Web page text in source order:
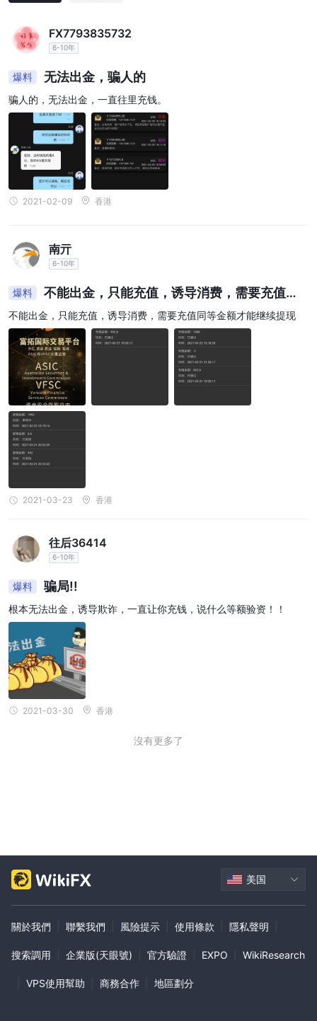
FX7793835732
6-10年
爆料 无法出金，骗人的
骗人的，无法出金，一直往里充钱。
2021-02-09 香港
南亓
6-10年
爆料
不能出金，只能充值，诱导消费，需要充值同
等金额才能继续提现
不能出金，只能充值，诱导消费，需要充值同等金额才能继续提现
2021-03-23 香港
往后36414
6-10年
爆料 骗局!!
根本无法出金，诱导欺诈，一直让你充钱，说什么等额验资！！
2021-03-30 香港
沒有更多了
美国
關於我們 聯繫我們 風險提示 使用條款 隱私聲明
搜索調用 企業版(天眼號) 官方驗證 EXPO WikiResearch
VPS使用幫助 商務合作 地區劃分